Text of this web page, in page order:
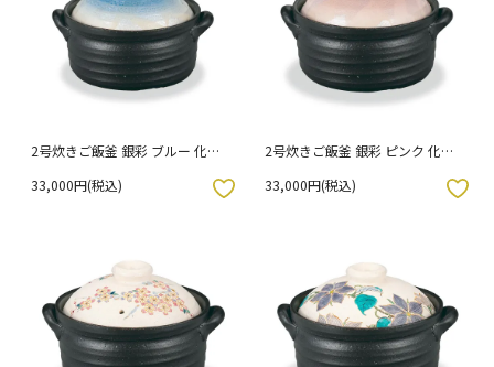
2号炊きご飯釜 銀彩 ブルー 化粧
33,000円(税込)
2号炊きご飯釜 銀彩 ピンク 化粧
33,000円(税込)
お気に入りボタン